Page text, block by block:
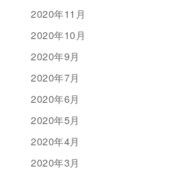
2020年11月
2020年10月
2020年9月
2020年7月
2020年6月
2020年5月
2020年4月
2020年3月